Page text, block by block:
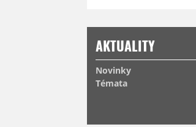
AKTUALITY
Novinky
Témata